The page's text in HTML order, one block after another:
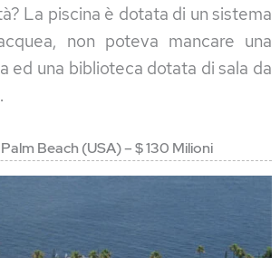
La piscina è dotata di un sistema
non poteva mancare una
ed una biblioteca dotata di sala da
Beach (USA) – $ 130 Milioni